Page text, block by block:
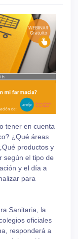
tener en cuenta
¿Qué áreas
productos y
según el tipo de
y el día a
para
Sanitaria, la
oficiales
responderá a